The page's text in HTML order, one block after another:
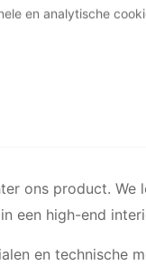
ons product. We
een high-end
en technische
en analytische